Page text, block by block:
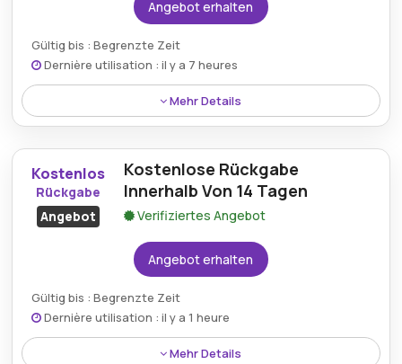
Angebot erhalten
Gültig bis : Begrenzte Zeit
Dernière utilisation : il y a 7 heures
Mehr Details
Die EDM Produkt-Steckdosenleiste EDM 40045 wird
jetzt für nur 5,78€ angeboten und kombiniert
Funktionalität mit einem wirklich erschwinglichen
Preis.
Kostenlos
Rückgabe
Angebot
Kostenlose Rückgabe
Innerhalb Von 14 Tagen
Verifiziertes Angebot
Angebot erhalten
Gültig bis : Begrenzte Zeit
Dernière utilisation : il y a 1 heure
Mehr Details